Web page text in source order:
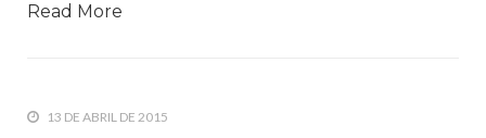
Read More
13 DE ABRIL DE 2015